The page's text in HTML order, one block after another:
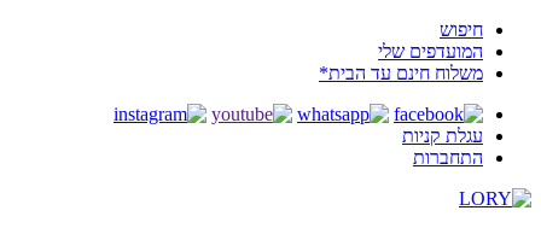
חיפוש
המועדפים שלי
משלוח חינם עד הבית*
עגלת קניות
התחברות